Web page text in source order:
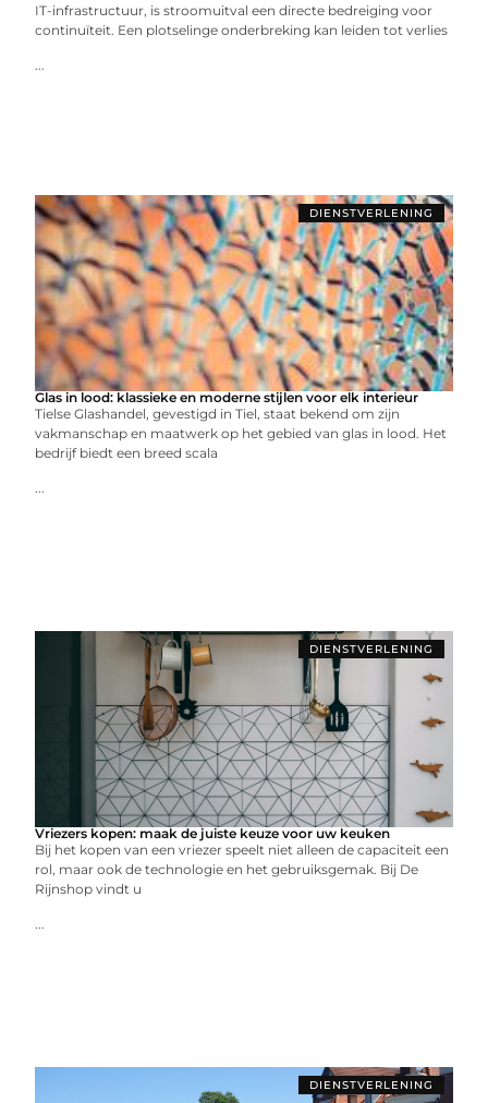
IT-infrastructuur, is stroomuitval een directe bedreiging voor
continuïteit. Een plotselinge onderbreking kan leiden tot verlies
...
DIENSTVERLENING
Glas in lood: klassieke en moderne stijlen voor elk interieur
Tielse Glashandel, gevestigd in Tiel, staat bekend om zijn
vakmanschap en maatwerk op het gebied van glas in lood. Het
bedrijf biedt een breed scala
...
DIENSTVERLENING
Vriezers kopen: maak de juiste keuze voor uw keuken
Bij het kopen van een vriezer speelt niet alleen de capaciteit een
rol, maar ook de technologie en het gebruiksgemak. Bij De
Rijnshop vindt u
...
DIENSTVERLENING